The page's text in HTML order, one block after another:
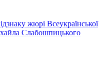
жюрі Всеукраїнської
Слабошпицького